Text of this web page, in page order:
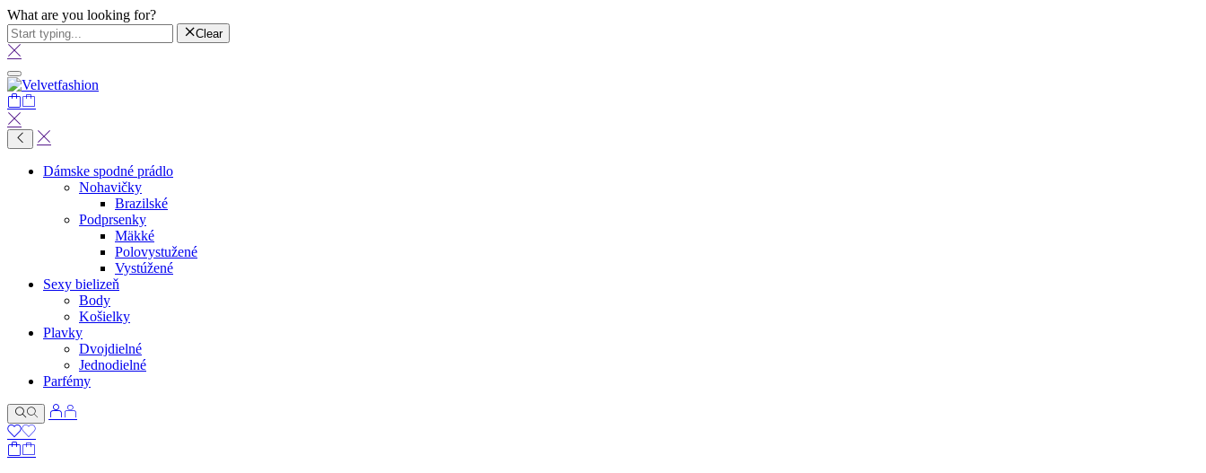
What are you looking for?
Clear
Dámske spodné prádlo
Nohavičky
Brazilské
Podprsenky
Mäkké
Polovystužené
Vystúžené
Sexy bielizeň
Body
Košielky
Plavky
Dvojdielné
Jednodielné
Parfémy